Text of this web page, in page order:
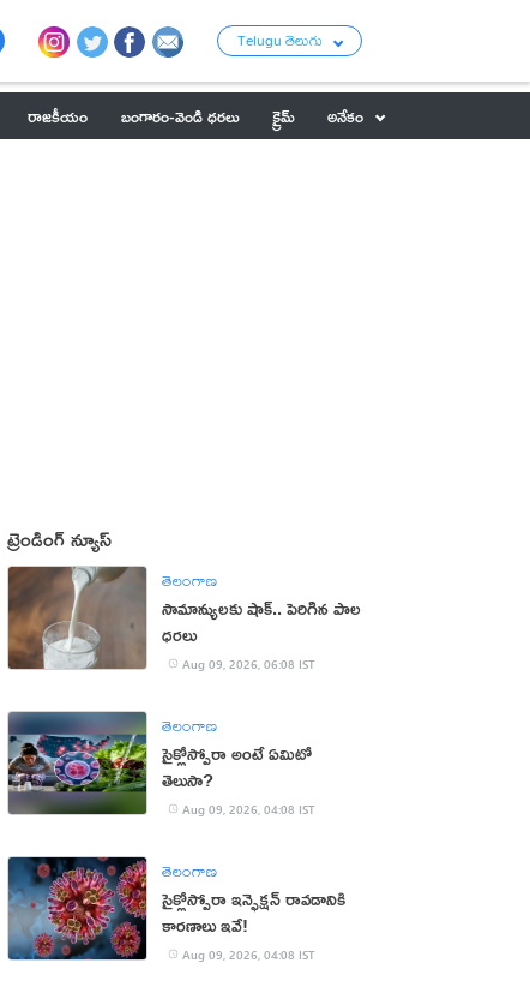
Telugu తెలుగు
రాజకీయం బంగారం-వెండి ధరలు క్రైమ్
అనేకం
ట్రెండింగ్ న్యూస్
తెలంగాణ
సామాన్యులకు షాక్.. పెరిగిన పాల
ధరలు
Aug 09, 2026, 06:08 IST
తెలంగాణ
సైక్లోస్పోరా అంటే ఏమిటో
తెలుసా?
Aug 09, 2026, 04:08 IST
తెలంగాణ
సైక్లోస్పోరా ఇన్ఫెక్షన్ రావడానికి
కారణాలు ఇవే!
Aug 09, 2026, 04:08 IST